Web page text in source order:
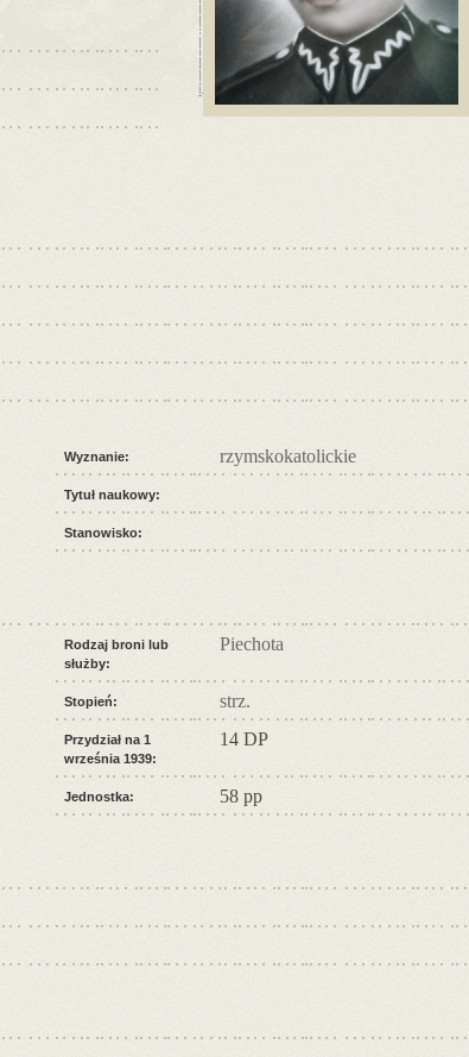
Wyznanie: rzymskokatolickie
Tytuł naukowy:
Stanowisko:
Rodzaj broni lub
służby:
Piechota
Stopień: strz.
Przydział na 1
września 1939:
14 DP
Jednostka: 58 pp